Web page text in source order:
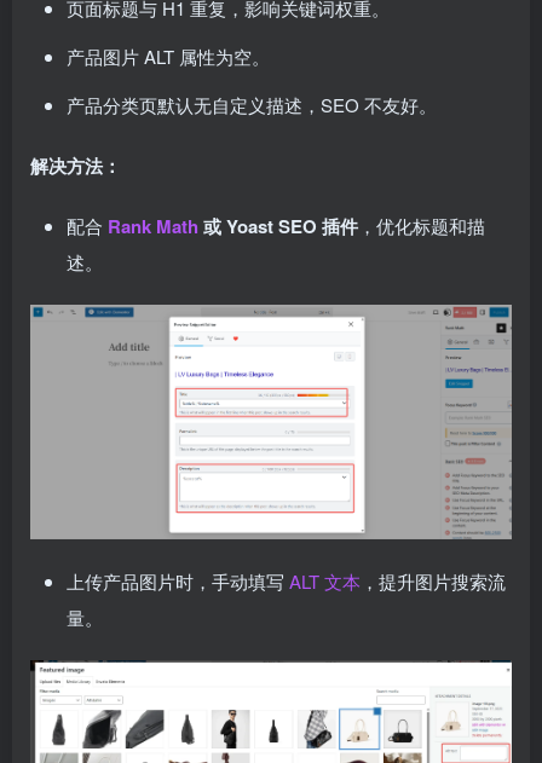
页面标题与 H1 重复，影响关键词权重。
产品图片 ALT 属性为空。
产品分类页默认无自定义描述，SEO 不友好。
解决方法：
配合 Rank Math 或 Yoast SEO 插件 ，优化标题和描
述。
上传产品图片时，手动填写 ALT 文本 ，提升图片搜索流
量。